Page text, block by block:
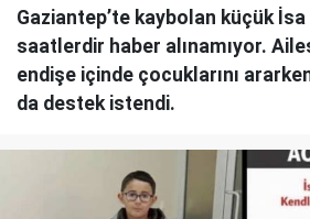
Gaziantep’te kaybolan küçük İsa
saatlerdir haber alınamıyor.
endişe içinde çocuklarını
da destek istendi.